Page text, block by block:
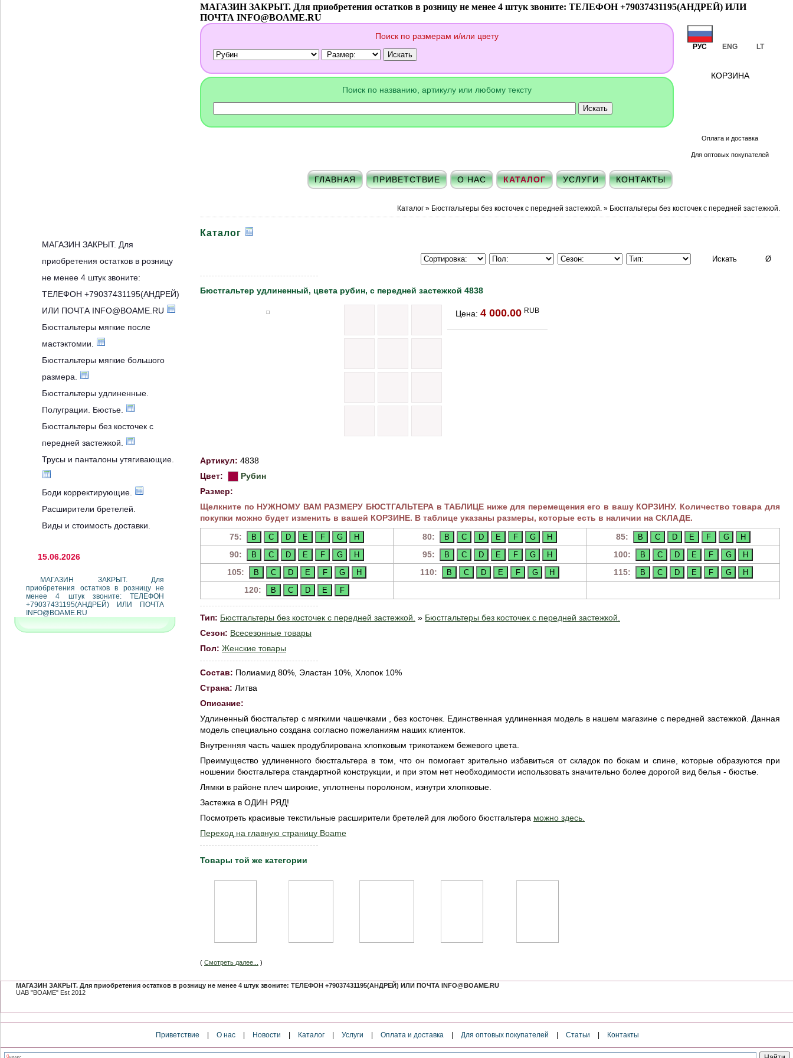
МАГАЗИН ЗАКРЫТ. Для
приобретения остатков в розницу
не менее 4 штук звоните:
ТЕЛЕФОН +79037431195(АНДРЕЙ)
ИЛИ ПОЧТА INFO@BOAME.RU
Бюстгальтеры мягкие после
мастэктомии.
Бюстгальтеры мягкие большого
размера.
Бюстгальтеры удлиненные.
Полуграции. Бюстье.
Бюстгальтеры без косточек с
передней застежкой.
Трусы и панталоны утягивающие.
Боди корректирующие.
Расширители бретелей.
Виды и стоимость доставки.
15.06.2026
МАГАЗИН ЗАКРЫТ. Для
приобретения остатков в розницу не
менее 4 штук звоните: ТЕЛЕФОН
+79037431195(АНДРЕЙ) ИЛИ ПОЧТА
INFO@BOAME.RU
МАГАЗИН ЗАКРЫТ. Для приобретения остатков в розницу не менее 4 штук звоните: ТЕЛЕФОН +79037431195(АНДРЕЙ) ИЛИ
ПОЧТА INFO@BOAME.RU
РУС ENG LT
КОРЗИНА
Оплата и доставка
Для оптовых покупателей
Поиск по размерам и/или цвету
Поиск по названию, артикулу или любому тексту
ГЛАВНАЯ ПРИВЕТСТВИЕ О НАС КАТАЛОГ УСЛУГИ КОНТАКТЫ
Каталог » Бюстгальтеры без косточек с передней застежкой. » Бюстгальтеры без косточек с передней застежкой.
Каталог
Бюстгальтер удлиненный, цвета рубин, с передней застежкой 4838
Цена: 4 000.00 RUB
Артикул: 4838
Цвет:
Рубин
Размер:
Щелкните по НУЖНОМУ ВАМ РАЗМЕРУ БЮСТГАЛЬТЕРА в ТАБЛИЦЕ ниже для перемещения его в вашу КОРЗИНУ. Количество товара для
покупки можно будет изменить в вашей КОРЗИНЕ. В таблице указаны размеры, которые есть в наличии на СКЛАДЕ.
75:
80:
85:
90:
95:
100:
105:
110:
115:
120:
Тип: Бюстгальтеры без косточек с передней застежкой. » Бюстгальтеры без косточек с передней застежкой.
Сезон: Всесезонные товары
Пол: Женские товары
Состав: Полиамид 80%, Эластан 10%, Хлопок 10%
Страна: Литва
Описание:
Удлиненный бюстгальтер с мягкими чашечками , без косточек. Единственная удлиненная модель в нашем магазине с передней застежкой. Данная
модель специально создана согласно пожеланиям наших клиенток.
Внутренняя часть чашек продублирована хлопковым трикотажем бежевого цвета.
Преимущество удлиненного бюстгальтера в том, что он помогает зрительно избавиться от складок по бокам и спине, которые образуются при
ношении бюстгальтера стандартной конструкции, и при этом нет необходимости использовать значительно более дорогой вид белья - бюстье.
Лямки в районе плеч широкие, уплотнены поролоном, изнутри хлопковые.
Застежка в ОДИН РЯД!
Посмотреть красивые текстильные расширители бретелей для любого бюстгальтера можно здесь.
Переход на главную страницу Boame
Товары той же категории
( Смотреть далее... )
МАГАЗИН ЗАКРЫТ. Для приобретения остатков в розницу не менее 4 штук звоните: ТЕЛЕФОН +79037431195(АНДРЕЙ) ИЛИ ПОЧТА INFO@BOAME.RU
UAB "BOAME" Est 2012
Приветствие О нас Новости Каталог Услуги Оплата и доставка Для оптовых покупателей Статьи Контакты